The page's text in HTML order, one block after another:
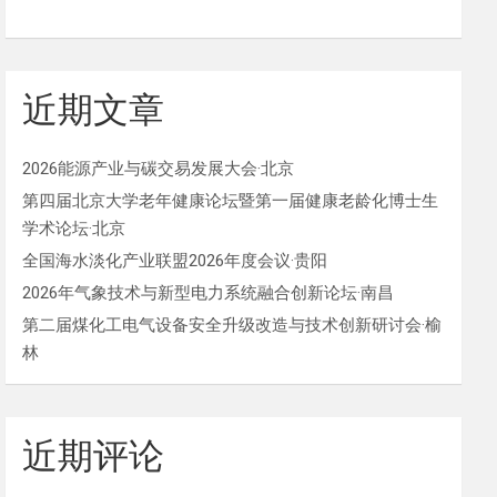
近期文章
2026能源产业与碳交易发展大会·北京
第四届北京大学老年健康论坛暨第一届健康老龄化博士生
学术论坛·北京
全国海水淡化产业联盟2026年度会议·贵阳
2026年气象技术与新型电力系统融合创新论坛·南昌
第二届煤化工电气设备安全升级改造与技术创新研讨会·榆
林
近期评论